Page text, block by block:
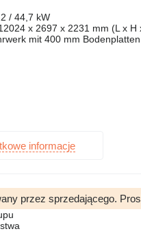
/ 44,7 kW
x 2697 x 2231 mm (L x H
mit 400 mm Bodenplatten
informacje
przez sprzedającego.